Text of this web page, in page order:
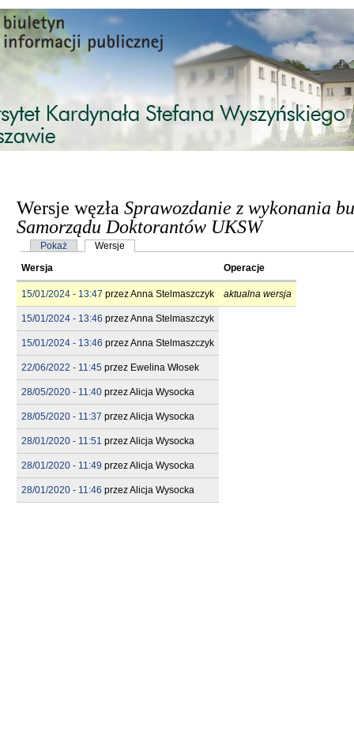
Przejdź do treści
Wersje węzła Sprawozdanie z wykonania
Samorządu Doktorantów UKSW
Karty podstawowe
Pokaż Wersje
Wersja
Operacje
15/01/2024 - 13:47 przezAnna Stelmaszczyk aktualna wersja
15/01/2024 - 13:46 przezAnna Stelmaszczyk
15/01/2024 - 13:46 przezAnna Stelmaszczyk
22/06/2022 - 11:45 przez Ewelina Włosek
28/05/2020 - 11:40 przezAlicja Wysocka
28/05/2020 - 11:37 przezAlicja Wysocka
28/01/2020 - 11:51 przezAlicja Wysocka
28/01/2020 - 11:49 przezAlicja Wysocka
28/01/2020 - 11:46 przezAlicja Wysocka